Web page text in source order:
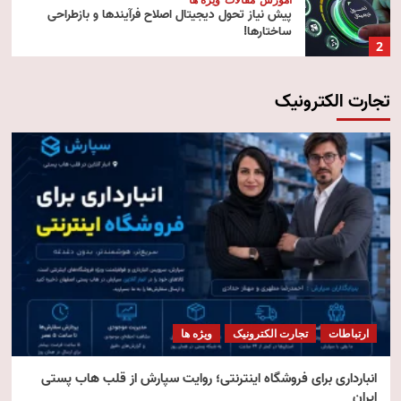
2
پیش‌ نیاز تحول دیجیتال اصلاح فرآیندها و بازطراحی
ساختارها!
3
آموزش
4
تکنولوژی مقالات ویژه ها
هوش مصنوعی استنتاجی
5
امنیت مقالات ویژه ها
امنیت فناوری اطلاعات
تجارت الکترونیک
ارتباطات تجارت الکترونیک ویژه ها
انبارداری برای فروشگاه اینترنتی؛ روایت سپارش از قلب هاب پستی